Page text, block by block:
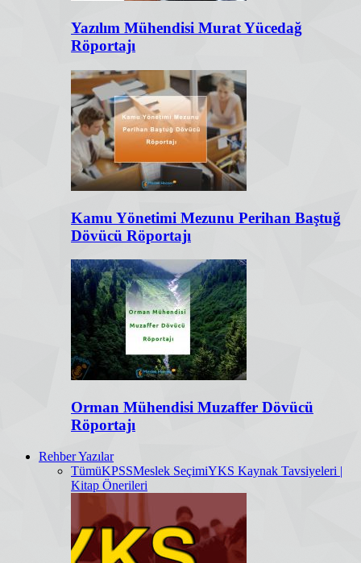
Yazılım Mühendisi Murat Yücedağ
Röportajı
Kamu Yönetimi Mezunu Perihan Baştuğ
Dövücü Röportajı
Orman Mühendisi Muzaffer Dövücü
Röportajı
Rehber Yazılar
TümüKPSSMeslek SeçimiYKS Kaynak Tavsiyeleri |
Kitap Önerileri